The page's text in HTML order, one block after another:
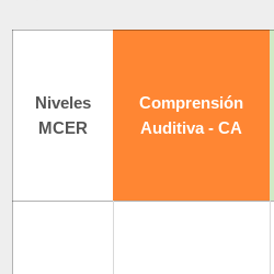
Niveles
MCER
Comprensión
Auditiva - CA